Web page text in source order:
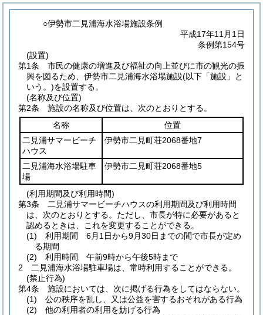
○伊勢市二見浦海水浴場施設条例
平成17年11月1日
条例第154号
(設置)
第1条
市民の健康の増進及び福祉の向上並びに市の観光の振
興を図るため、伊勢市二見浦海水浴場施設(以下「施設」と
いう。)を設置する。
(名称及び位置)
第2条
施設の名称及び位置は、次のとおりとする。
名称
位置
二見浦サマービーチ
ハウス
伊勢市二見町荘2068番地7
二見浦海水浴場駐車
場
伊勢市二見町荘2068番地5
(利用期間及び利用時間)
第3条
二見浦サマービーチハウスの利用期間及び利用時間
は、次のとおりとする。 ただし、市長が特に必要があると
認めるときは、これを変更することができる。
(1)
利用期間 6月1日から9月30日までの間で市長が定め
る期間
(2)
利用時間 午前9時から午後5時まで
2
二見浦海水浴場駐車場は、常時利用することができる。
(禁止行為)
第4条
施設においては、次に掲げる行為をしてはならない。
(1)
公の秩序を乱し、又は公益を害するおそれがある行為
(2)
他の利用者の利用を妨げる行為